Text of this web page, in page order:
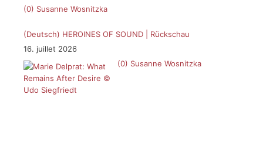
(0) Susanne Wosnitzka
(Deutsch) HEROINES OF SOUND | Rückschau
16. juillet 2026
(0) Susanne Wosnitzka